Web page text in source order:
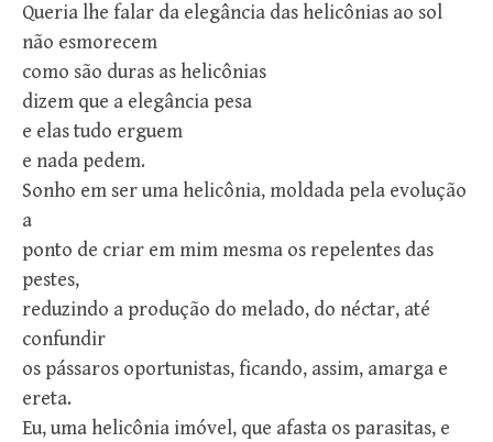
Queria lhe falar da elegância das helicônias ao sol
não esmorecem
como são duras as helicônias
dizem que a elegância pesa
e elas tudo erguem
e nada pedem.
Sonho em ser uma helicônia, moldada pela evolução
a
ponto de criar em mim mesma os repelentes das
pestes,
reduzindo a produção do melado, do néctar, até
confundir
os pássaros oportunistas, ficando, assim, amarga e
ereta.
Eu, uma helicônia imóvel, que afasta os parasitas, e